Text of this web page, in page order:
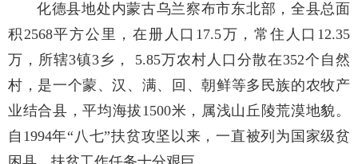
化德县地处内蒙古乌兰察布市东北部，全县总面
积2568平方公里，在册人口17.5万，常住人口12.35
万，所辖3镇3乡， 5.85万农村人口分散在352个自然
村，是一个蒙、汉、满、回、朝鲜等多民族的农牧产
业结合县，平均海拔1500米，属浅山丘陵荒漠地貌。
自1994年“八七”扶贫攻坚以来，一直被列为国家级贫